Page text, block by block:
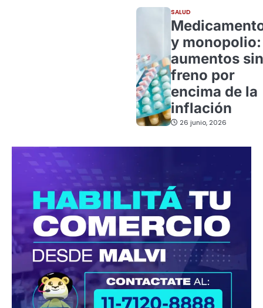
SALUD
y monopolio:
aumentos sin
freno por
encima de la
inflación
26 junio, 2026